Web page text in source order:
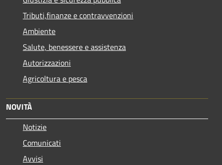
Tributi,finanze e contravvenzioni
Ambiente
Salute, benessere e assistenza
Autorizzazioni
Agricoltura e pesca
NOVITÀ
Notizie
Comunicati
Avvisi